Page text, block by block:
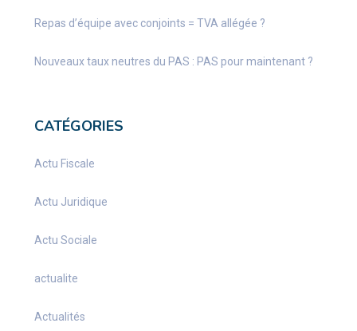
Repas d’équipe avec conjoints = TVA allégée ?
Nouveaux taux neutres du PAS : PAS pour maintenant ?
CATÉGORIES
Actu Fiscale
Actu Juridique
Actu Sociale
actualite
Actualités